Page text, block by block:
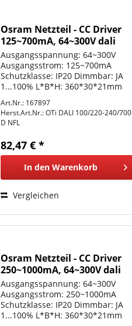
Osram Netzteil - CC Driver
125~700mA, 64~300V dali
NFC
Ausgangsspannung: 64~300V
Ausgangsstrom: 125~700mA
Schutzklasse: IP20 Dimmbar: JA
1...100% L*B*H: 360*30*21mm
Schutzkennzeichen und weitere
Informationen: Siehe
www.osram.de
Art.Nr.: 167897
Herst.Art.Nr.:OTi DALI 100/220-240/700
D NFL
82,47 € *
In den Warenkorb
Vergleichen
Osram Netzteil - CC Driver
250~1000mA, 64~300V dali
NFC
Ausgangsspannung: 64~300V
Ausgangsstrom: 250~1000mA
Schutzklasse: IP20 Dimmbar: JA
1...100% L*B*H: 360*30*21mm